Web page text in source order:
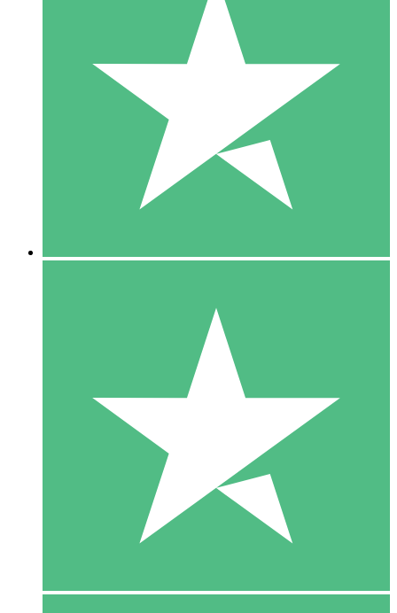
Individuelle Credit-Pakete
Zahlen Sie nach Bedarf mit Download-Credits. Keine
monatliche Verpflichtung erforderlich.
10 00
10 Downloads
20 00